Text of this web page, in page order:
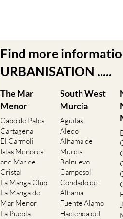
Find more
URBANISATION .....
The Mar
Menor
Cabo de Palos
Cartagena
El Carmoli
Islas Menores
and Mar de
Cristal
La Manga Club
La Manga del
Mar Menor
La Puebla
South West
Murcia
Aguilas
Aledo
Alhama de
Murcia
Bolnuevo
Camposol
Condado de
Alhama
Fuente Alamo
Hacienda del